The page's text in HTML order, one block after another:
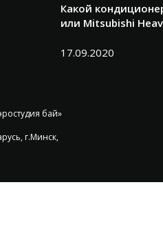
Какой
или Mitsubishi
17.09.2020
бай»
г.Минск,